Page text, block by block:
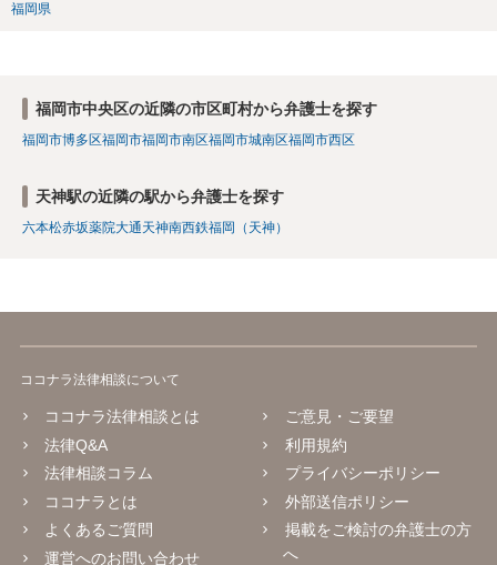
福岡県
福岡市中央区の近隣の市区町村から弁護士を探す
福岡市博多区福岡市福岡市南区福岡市城南区福岡市西区
天神駅の近隣の駅から弁護士を探す
六本松赤坂薬院大通天神南西鉄福岡（天神）
ココナラ法律相談について
ココナラ法律相談とは
法律Q&A
法律相談コラム
ココナラとは
よくあるご質問
運営へのお問い合わせ
ご意見・ご要望
利用規約
プライバシーポリシー
外部送信ポリシー
掲載をご検討の弁護士の方
へ